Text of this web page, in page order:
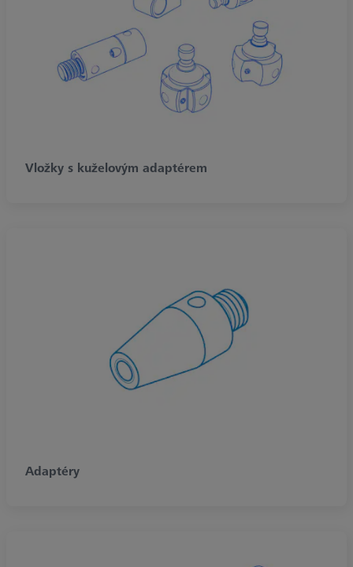
Vložky s kuželovým adaptérem
Adaptéry